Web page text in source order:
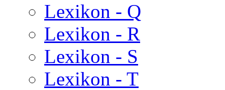
Lexikon - Q
Lexikon - R
Lexikon - S
Lexikon - T